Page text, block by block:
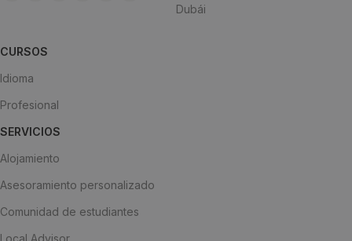
Dubái
CURSOS
Idioma
Profesional
SERVICIOS
Alojamiento
Asesoramiento personalizado
Comunidad de estudiantes